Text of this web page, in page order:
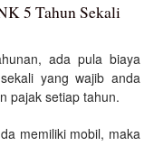
5 Tahun Sekali
ada pula biaya
yang wajib anda
pajak setiap tahun.
memiliki mobil, maka